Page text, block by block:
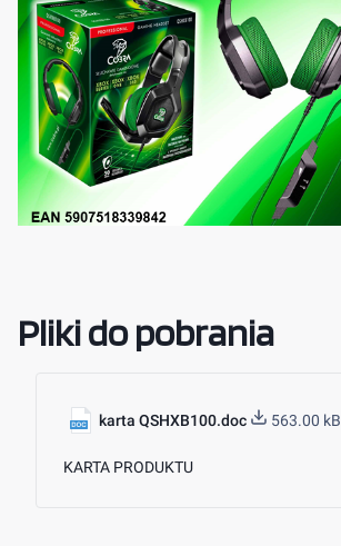
Pliki do pobrania
karta QSHXB100.doc 563.00 kB
KARTA PRODUKTU